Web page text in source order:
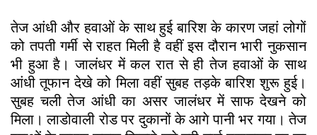
तेज आंधी और हवाओं के साथ हुई बारिश के कारण जहां लोगों
को तपती गर्मी से राहत मिली है वहीं इस दौरान भारी नुकसान
भी हुआ है। जालंधर में कल रात से ही तेज हवाओं के साथ
आंधी तूफान देखे को मिला वहीं सुबह तड़के बारिश शुरू हुई।
सुबह चली तेज आंधी का असर जालंधर में साफ देखने को
मिला। लाडोवाली रोड पर दुकानों के आगे पानी भर गया। तेज